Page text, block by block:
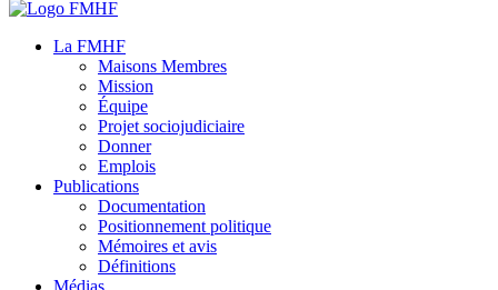
La FMHF
Maisons Membres
Mission
Équipe
Projet sociojudiciaire
Donner
Emplois
Publications
Documentation
Positionnement politique
Mémoires et avis
Définitions
Médias